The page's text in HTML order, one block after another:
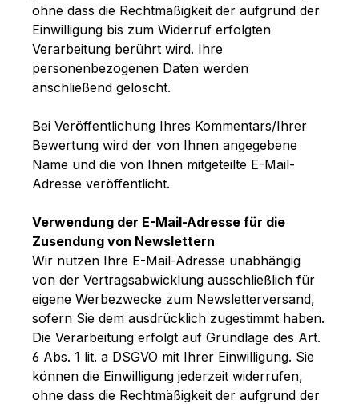
ohne dass die Rechtmäßigkeit der aufgrund der
Einwilligung bis zum Widerruf erfolgten
Verarbeitung berührt wird. Ihre
personenbezogenen Daten werden
anschließend gelöscht.
Bei Veröffentlichung Ihres Kommentars/Ihrer
Bewertung wird der von Ihnen angegebene
Name und die von Ihnen mitgeteilte E-Mail-
Adresse veröffentlicht.
Verwendung der E-Mail-Adresse für die
Zusendung von Newslettern
Wir nutzen Ihre E-Mail-Adresse unabhängig
von der Vertragsabwicklung ausschließlich für
eigene Werbezwecke zum Newsletterversand,
sofern Sie dem ausdrücklich zugestimmt haben.
Die Verarbeitung erfolgt auf Grundlage des Art.
6 Abs. 1 lit. a DSGVO mit Ihrer Einwilligung. Sie
können die Einwilligung jederzeit widerrufen,
ohne dass die Rechtmäßigkeit der aufgrund der